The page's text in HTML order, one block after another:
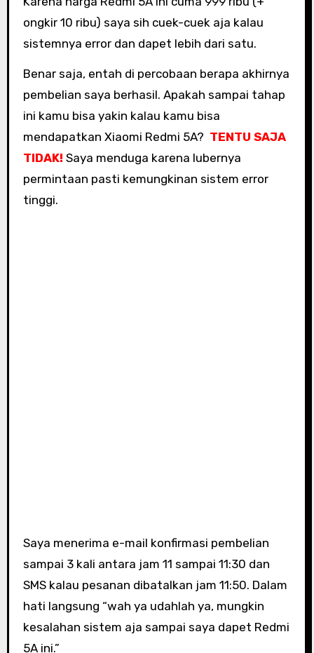
ongkir 10 ribu) saya sih cuek-cuek aja kalau
sistemnya error dan dapet lebih dari satu.
Benar saja, entah di percobaan berapa akhirnya
pembelian saya berhasil. Apakah sampai tahap
ini kamu bisa yakin kalau kamu bisa
mendapatkan Xiaomi Redmi 5A? TENTU SAJA
TIDAK! Saya menduga karena lubernya
permintaan pasti kemungkinan sistem error
tinggi.
Saya menerima e-mail konfirmasi pembelian
sampai 3 kali antara jam 11 sampai 11:30 dan
SMS kalau pesanan dibatalkan jam 11:50. Dalam
hati langsung “wah ya udahlah ya, mungkin
kesalahan sistem aja sampai saya dapet Redmi
5A ini.”